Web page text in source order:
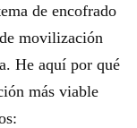
de encofrado
movilización
He aquí por qué
más viable